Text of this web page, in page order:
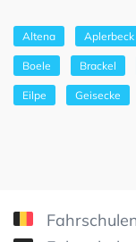
Altena Aplerbeck
Boele Brackel
Eilpe Geisecke